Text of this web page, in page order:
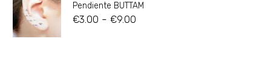
Pendiente BUTTAM
€3.00 - €9.00